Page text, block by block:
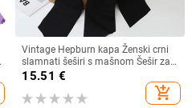
Vintage Hepburn kapa Ženski crni
slamnati šeširi s mašnom Šešir za
sunčanje na plaži Ljetna zaštita od
sunca Šešir s velikim obodom Kape
15.51 €
add_shopping_cart